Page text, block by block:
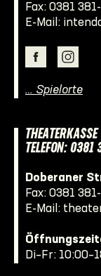
Fax: 0381
E-Mail:
… Spielorte
THEATERKASSE
TELEFON:
Doberaner
Fax: 0381
E-Mail:
Di–Fr: